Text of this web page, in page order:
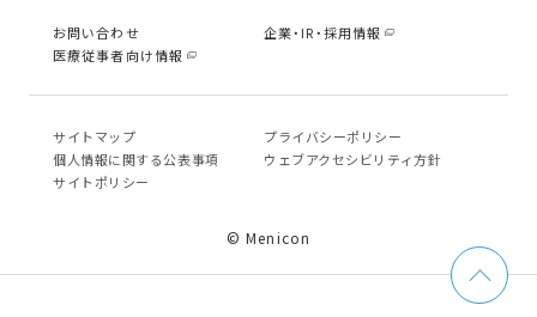
お問い合わせ
企業・IR・採用情報
医療従事者向け情報
サイトマップ
プライバシーポリシー
個⼈情報に関する公表事項
ウェブアクセシビリティ方針
サイトポリシー
© Menicon